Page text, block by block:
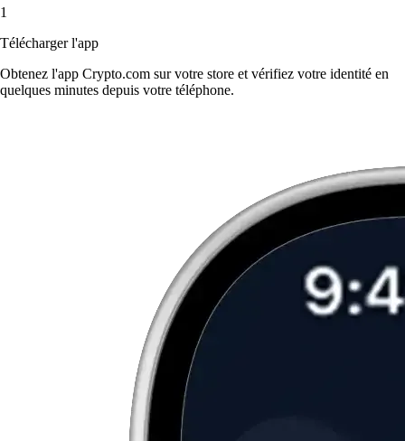
1
Télécharger l'app
Obtenez l'app Crypto.com sur votre store et vérifiez votre identité en
quelques minutes depuis votre téléphone.